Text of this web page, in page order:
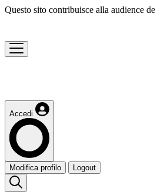
Questo sito contribuisce alla audience de
Accedi
Modifica profilo Logout